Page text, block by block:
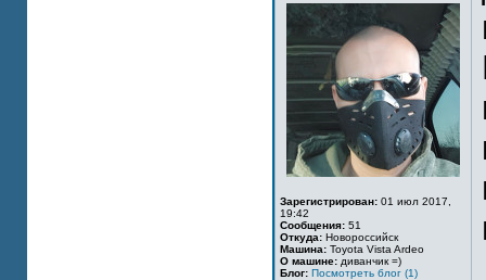
Зарегистрирован: 01 июл 2017,
19:42
Сообщения: 51
Откуда: Новороссийск
Машина: Toyota Vista Ardeo
О машине: диванчик =)
Блог: Посмотреть блог (1)